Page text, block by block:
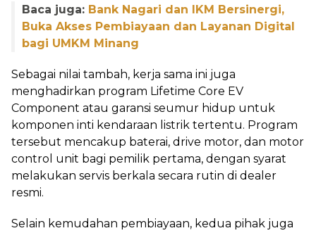
Baca juga: Bank Nagari dan IKM Bersinergi,
Buka Akses Pembiayaan dan Layanan Digital
bagi UMKM Minang
Sebagai nilai tambah, kerja sama ini juga
menghadirkan program Lifetime Core EV
Component atau garansi seumur hidup untuk
komponen inti kendaraan listrik tertentu. Program
tersebut mencakup baterai, drive motor, dan motor
control unit bagi pemilik pertama, dengan syarat
melakukan servis berkala secara rutin di dealer
resmi.
Selain kemudahan pembiayaan, kedua pihak juga